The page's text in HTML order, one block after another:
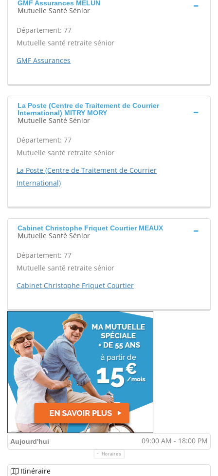
GMF Assurances MELUN
Mutuelle Santé Sénior
Département: 77
Mutuelle santé retraite sénior
GMF Assurances
La Poste (Centre de Traitement de Courrier
International) MITRY MORY
Mutuelle Santé Sénior
Département: 77
Mutuelle santé retraite sénior
La Poste (Centre de Traitement de Courrier
International)
Cabinet Christophe Friquet Courtier MEAUX
Mutuelle Santé Sénior
Département: 77
Mutuelle santé retraite sénior
Cabinet Christophe Friquet Courtier
Aujourd'hui 09:00 AM - 18:00 PM
Horaires
Itinéraire